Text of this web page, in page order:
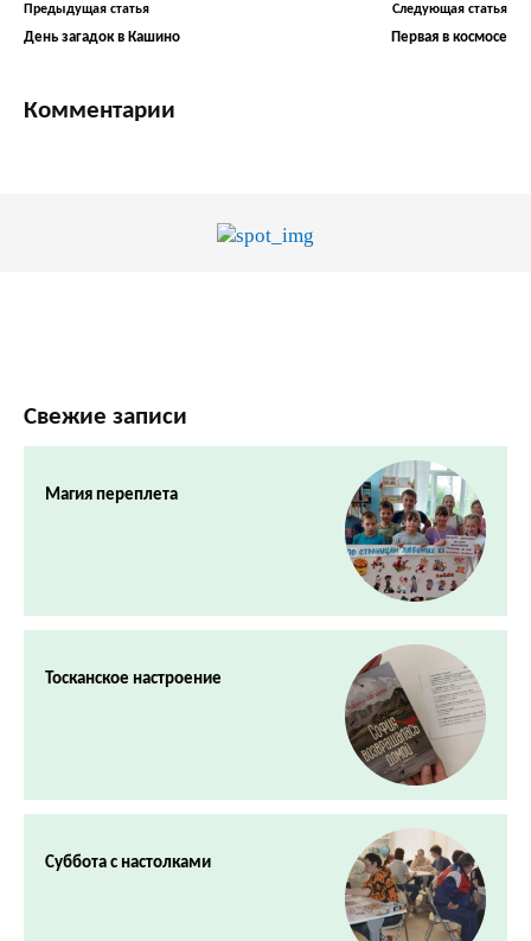
Предыдущая статья
День загадок в Кашино
Следующая статья
Первая в космосе
Комментарии
Свежие записи
Магия переплета
Тосканское настроение
Суббота с настолками